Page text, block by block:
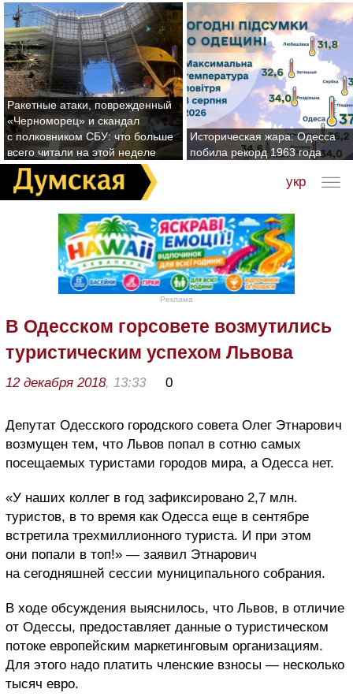
Ракетные атаки, поврежденный
«Черноморец» и скандал
с полковником СБУ: что больше
всего читали на этой неделе
Историческая жара: Одесса
побила рекорд 1963 года
укр
Реклама
В Одесском горсовете возмутились
туристическим успехом Львова
12 декабря 2018, 13:33 0
Депутат Одесского городского совета Олег Этнарович
возмущен тем, что Львов попал в сотню самых
посещаемых туристами городов мира, а Одесса нет.
«У наших коллег в год зафиксировано 2,7 млн.
туристов, в то время как Одесса еще в сентябре
встретила трехмиллионного туриста. И при этом
они попали в топ!» — заявил Этнарович
на сегодняшней сессии муниципального собрания.
В ходе обсуждения выяснилось, что Львов, в отличие
от Одессы, предоставляет данные о туристическом
потоке европейским маркетинговым организациям.
Для этого надо платить членские взносы — несколько
тысяч евро.